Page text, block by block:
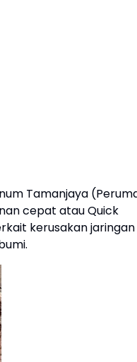
Tamanjaya
cepat atau Quick
kerusakan